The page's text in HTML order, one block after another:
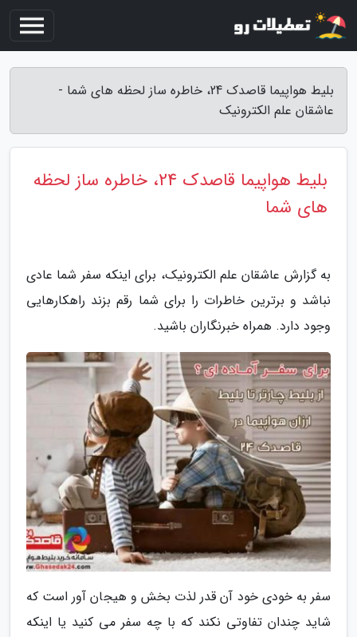
بلیط هواپیما قاصدک 24، خاطره ساز لحظه های شما -
عاشقان علم الکترونیک
بلیط هواپیما قاصدک 24، خاطره ساز لحظه
های شما
به گزارش عاشقان علم الکترونیک، برای اینکه سفر شما عادی
نباشد و برترین خاطرات را برای شما رقم بزند راهکارهایی
وجود دارد. همراه خبرنگاران باشید.
سفر به خودی خود آن قدر لذت بخش و هیجان آور است که
شاید چندان تفاوتی نکند که با چه سفر می کنید یا اینکه